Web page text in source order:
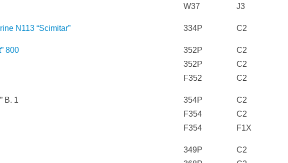
W37
J3
N113 “Scimitar” 334P C2
800
352P
352P
F352
C2
C2
C2
B. 1
354P
F354
F354
C2
C2
F1X
349P
C2